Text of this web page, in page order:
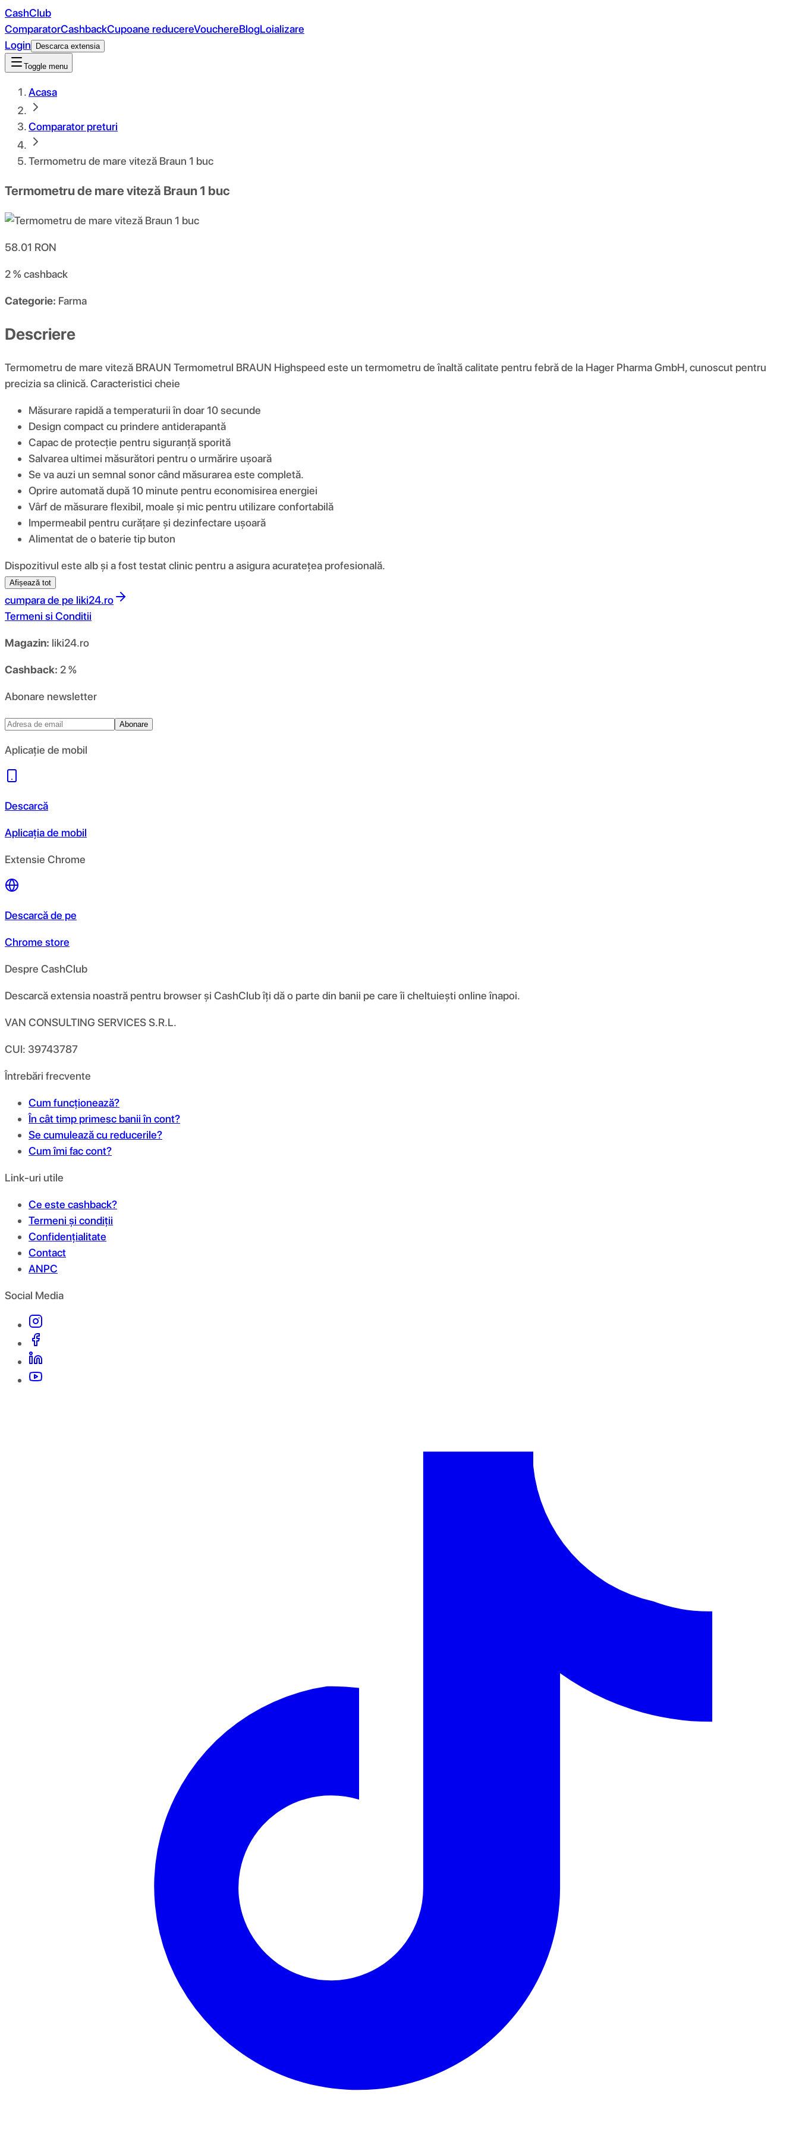
CashClub
ComparatorCashbackCupoane reducereVouchereBlogLoializare
Login
Descarca extensia
Toggle menu
Acasa
Comparator preturi
Termometru de mare viteză Braun 1 buc
Termometru de mare viteză Braun 1 buc
58.01 RON
2 %cashback
Categorie: Farma
Descriere
Termometru de mare viteză BRAUN Termometrul BRAUN Highspeed este un termometru de înaltă calitate pentru febră de la Hager Pharma GmbH, cunoscut pentru
precizia sa clinică. Caracteristici cheie
Măsurare rapidă a temperaturii în doar 10 secunde
Design compact cu prindere antiderapantă
Capac de protecție pentru siguranță sporită
Salvarea ultimei măsurători pentru o urmărire ușoară
Se va auzi un semnal sonor când măsurarea este completă.
Oprire automată după 10 minute pentru economisirea energiei
Vârf de măsurare flexibil, moale și mic pentru utilizare confortabilă
Impermeabil pentru curățare și dezinfectare ușoară
Alimentat de o baterie tip buton
Dispozitivul este alb și a fost testat clinic pentru a asigura acuratețea profesională.
Afișează tot
cumpara de pe liki24.ro
Termeni si Conditii
Magazin: liki24.ro
Cashback: 2 %
Abonare newsletter
Abonare
Aplicație de mobil
Descarcă
Aplicația de mobil
Extensie Chrome
Descarcă de pe
Chrome store
Despre CashClub
Descarcă extensia noastră pentru browser și CashClub îți dă o parte din banii pe care îi cheltuiești online înapoi.
VAN CONSULTING SERVICES S.R.L.
CUI: 39743787
Întrebări frecvente
Cum funcționează?
În cât timp primesc banii în cont?
Se cumulează cu reducerile?
Cum îmi fac cont?
Link-uri utile
Ce este cashback?
Termeni și condiții
Confidențialitate
Contact
ANPC
Social Media